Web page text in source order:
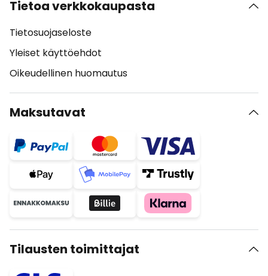
Tietoa verkkokaupasta
Tietosuojaseloste
Yleiset käyttöehdot
Oikeudellinen huomautus
Maksutavat
Tilausten toimittajat